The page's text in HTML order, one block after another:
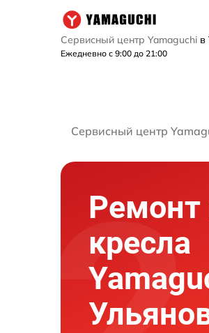
Сервисный центр Yamaguchi в
Ежедневно с 9:00 до 21:00
Сервисный центр
Ремонт
кресла